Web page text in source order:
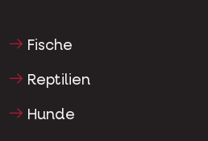
Fische
Reptilien
Hunde